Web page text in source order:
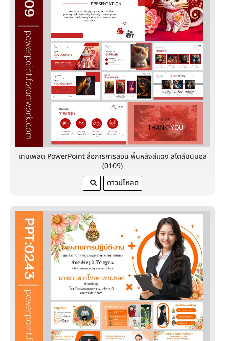
เทมเพลต PowerPoint สื่อการการสอน พื้นหลังสีแดง สไตล์มินิมอล
(0109)
ดาวน์โหลด